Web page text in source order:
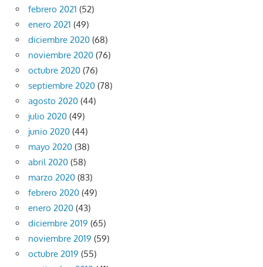
febrero 2021 (52)
enero 2021 (49)
diciembre 2020 (68)
noviembre 2020 (76)
octubre 2020 (76)
septiembre 2020 (78)
agosto 2020 (44)
julio 2020 (49)
junio 2020 (44)
mayo 2020 (38)
abril 2020 (58)
marzo 2020 (83)
febrero 2020 (49)
enero 2020 (43)
diciembre 2019 (65)
noviembre 2019 (59)
octubre 2019 (55)